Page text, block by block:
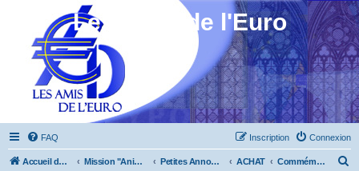
Les Amis de l'Euro
FAQ Connexion
Inscription
Accueil du forum Mission "Animation" Petites Annonces ACHAT Commémoratives non circulantes (hors 2 €)